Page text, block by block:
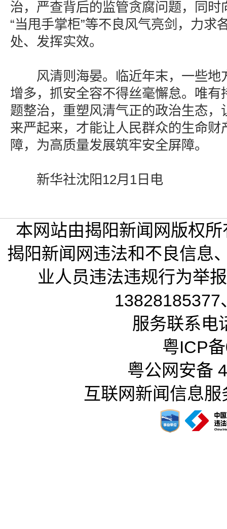
治，严查背后的监管贪腐问题，同时
“当甩手掌柜”等不良风气亮剑，力求
处、发挥实效。
风清则海晏。临近年末，一些地
增多，抓安全容不得丝毫懈怠。唯有
题整治，重塑风清气正的政治生态，
来严起来，才能让人民群众的生命财
障，为高质量发展筑牢安全屏障。
新华社沈阳12月1日电
本网站由揭阳新闻网版权
揭阳新闻网违法和不良信息
业人员违法违规行为举
13828185377
服务联系电
粤ICP
粤公网安备
互联网新闻信息